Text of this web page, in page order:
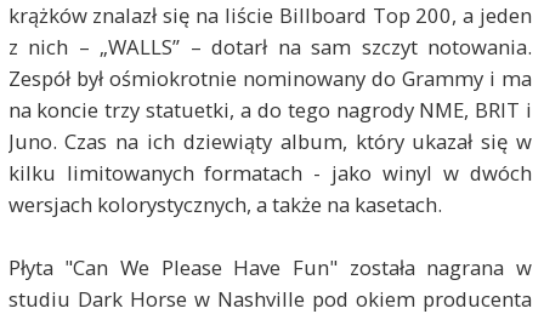
krążków znalazł się na liście Billboard Top 200, a jeden
z nich – „WALLS” – dotarł na sam szczyt notowania.
Zespół był ośmiokrotnie nominowany do Grammy i ma
na koncie trzy statuetki, a do tego nagrody NME, BRIT i
Juno. Czas na ich dziewiąty album, który ukazał się w
kilku limitowanych formatach - jako winyl w dwóch
wersjach kolorystycznych, a także na kasetach.
Płyta "Can We Please Have Fun" została nagrana w
studiu Dark Horse w Nashville pod okiem producenta